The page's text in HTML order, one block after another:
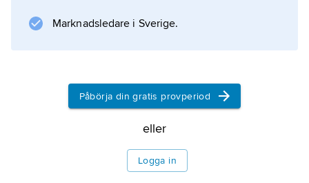
Marknadsledare i Sverige.
Påbörja din gratis provperiod
eller
Logga in